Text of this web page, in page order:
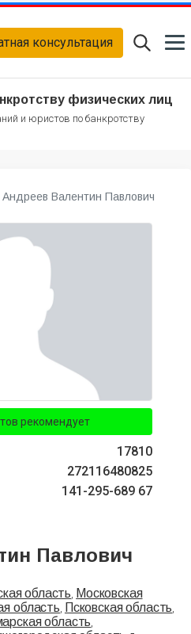
консультация
физических лиц
и юристов по банкротству
Андреев Валентин Павлович
рекомендует
17810
272116480825
141-295-689 67
Павлович
область, Московская
область, Псковская область,
область,